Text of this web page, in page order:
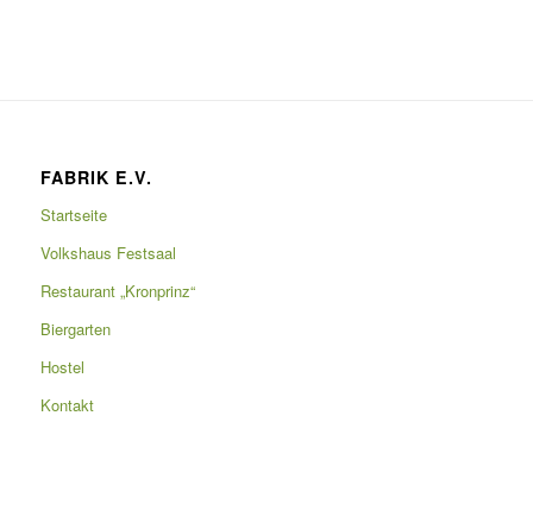
FABRIK E.V.
Startseite
Volkshaus Festsaal
Restaurant „Kronprinz“
Biergarten
Hostel
Kontakt